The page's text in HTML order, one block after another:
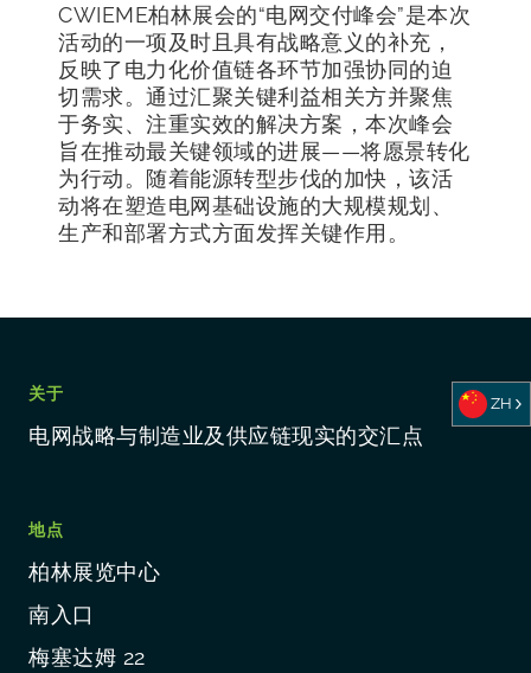
CWIEME柏林展会的“电网交付峰会”是本次
活动的一项及时且具有战略意义的补充，
反映了电力化价值链各环节加强协同的迫
切需求。通过汇聚关键利益相关方并聚焦
于务实、注重实效的解决方案，本次峰会
旨在推动最关键领域的进展——将愿景转化
为行动。随着能源转型步伐的加快，该活
动将在塑造电网基础设施的大规模规划、
生产和部署方式方面发挥关键作用。
关于
电网战略与制造业及供应链现实的交汇点
地点
柏林展览中心
南入口
梅塞达姆 22
ZH